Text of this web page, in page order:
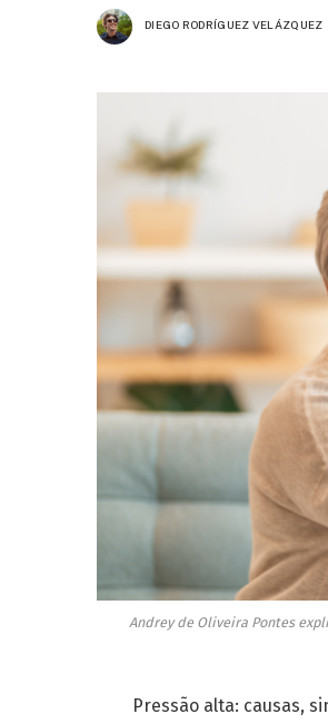
DIEGO RODRÍGUEZ VELÁZQUEZ
Andrey de Oliveira Pontes
Pressão alta: causas,